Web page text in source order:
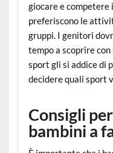
giocare e
preferiscono le
gruppi. I genitori
tempo a scoprire
sport gli si addice di
decidere quali sport
Consigli
bambini a